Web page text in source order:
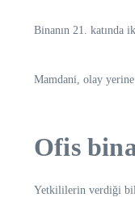
Binanın 21. katında
Mamdani, olay yerine
Ofis
Yetkililerin verdiği